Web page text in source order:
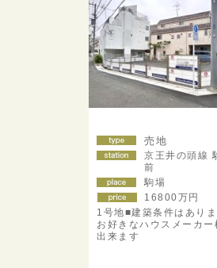
売地
京王井の頭線
前
駒場
16800万円
1号地■建築条件はありま
お好きなハウスメーカー
出来ます